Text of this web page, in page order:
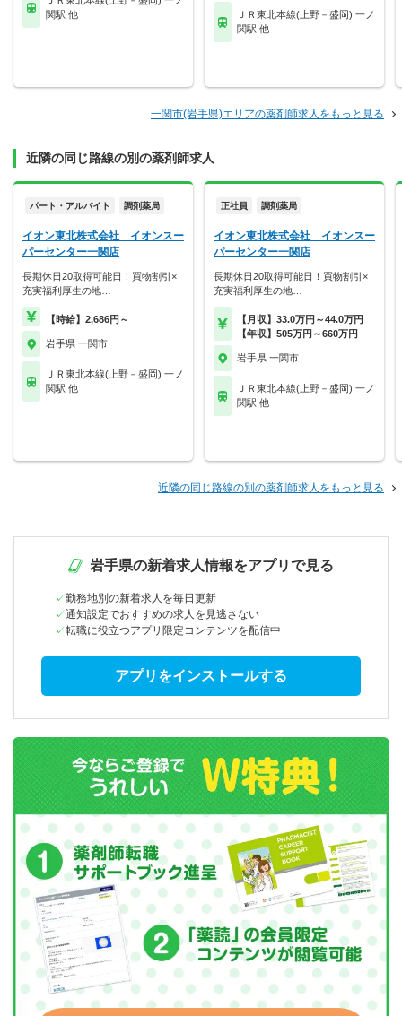
関駅 他
ＪＲ東北本線(上野－盛岡) 一ノ
関駅 他
一関市(岩手県)エリアの薬剤師求人をもっと見る
近隣の同じ路線の別の薬剤師求人
パート・アルバイト 調剤薬局
イオン東北株式会社 イオンスー
パーセンター一関店
長期休日20取得可能日！買物割引×
充実福利厚生の地…
【時給】2,686円～
岩手県 一関市
ＪＲ東北本線(上野－盛岡) 一ノ
関駅 他
正社員 調剤薬局
イオン東北株式会社 イオンスー
パーセンター一関店
長期休日20取得可能日！買物割引×
充実福利厚生の地…
【月収】33.0万円～44.0万円
【年収】505万円～660万円
岩手県 一関市
ＪＲ東北本線(上野－盛岡) 一ノ
関駅 他
近隣の同じ路線の別の薬剤師求人をもっと見る
岩手県の新着求人情報をアプリで見る
勤務地別の新着求人を毎日更新
通知設定でおすすめの求人を見逃さない
転職に役立つアプリ限定コンテンツを配信中
アプリをインストールする